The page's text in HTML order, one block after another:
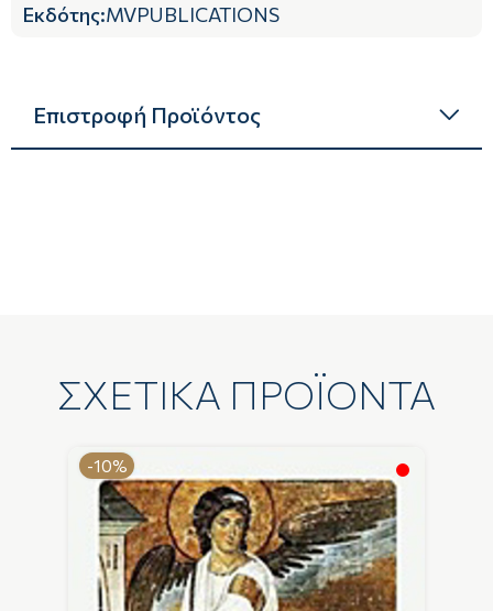
Εκδότης:MVPUBLICATIONS
Επιστροφή Προϊόντος
ΣΧΕΤΙΚΑ ΠΡΟΪΟΝΤΑ
-10%